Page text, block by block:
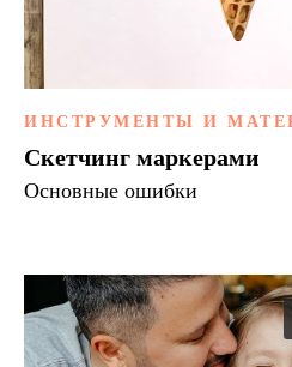
ИНСТРУМЕНТЫ И
Скетчинг маркерами
Основные ошибки